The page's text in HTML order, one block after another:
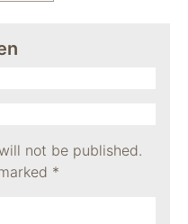
not be published.
*